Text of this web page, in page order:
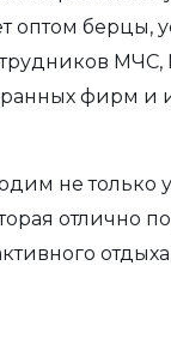
оптом берцы,
фирм и
не только
отлично